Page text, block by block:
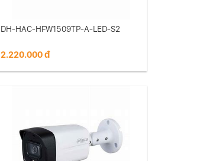
DH-HAC-HFW1509TP-A-LED-S2
2.220.000 đ